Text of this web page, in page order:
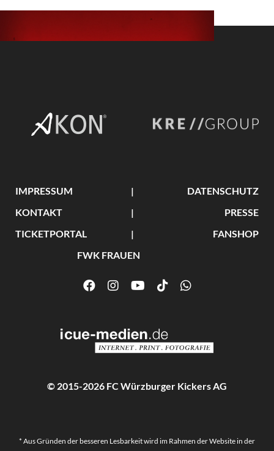
IMPRESSUM
DATENSCHUTZ
KONTAKT
PRESSE
TICKETPORTAL
FANSHOP
FWK FRAUEN
© 2015-2026 FC Würzburger Kickers AG
* Aus Gründen der besseren Lesbarkeit wird im Rahmen der Website in der